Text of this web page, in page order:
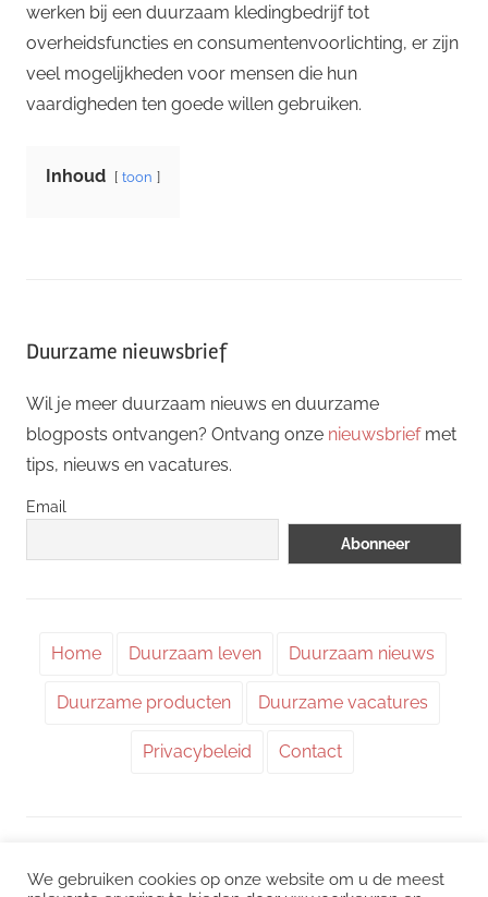
werken bij een duurzaam kledingbedrijf tot
overheidsfuncties en consumentenvoorlichting, er zijn
veel mogelijkheden voor mensen die hun
vaardigheden ten goede willen gebruiken.
Inhoud toon
Duurzame nieuwsbrief
Wil je meer duurzaam nieuws en duurzame
blogposts ontvangen? Ontvang onze nieuwsbriefmet
tips, nieuws en vacatures.
Email
Home Duurzaam leven Duurzaam nieuws
Duurzame producten Duurzame vacatures
Privacybeleid Contact
We gebruiken cookies op onze website om u de meest